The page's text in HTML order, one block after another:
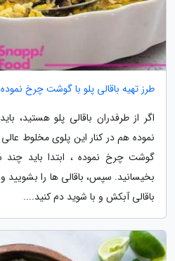
طرز تهیه باقالی پلو با گوشت چرخ
اگر از طرفدران باقالی پلو هستید،
نموده هم در کنار این پلوی مخلوط
گوشت چرخ نموده ، ابتدا باید
بخیسانید. سپس، باقالی ها را بشویید
باقالی آبکش و با شوید دم کنید....